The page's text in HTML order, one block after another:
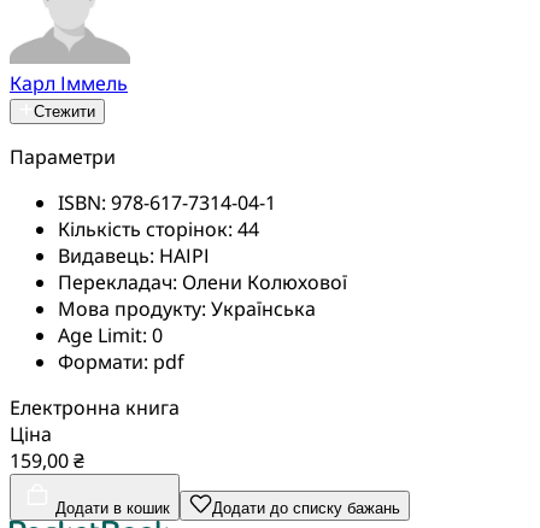
Карл Іммель
Стежити
Параметри
ISBN: 978-617-7314-04-1
Кількість сторінок: 44
Видавець: НАІРІ
Перекладач: Олени Колюхової
Мова продукту: Українська
Age Limit: 0
Формати: pdf
Електронна книга
Ціна
159,00 ₴
Додати в кошик Додати до списку бажань